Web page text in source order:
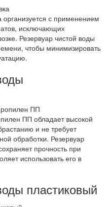
организуется с применением
исключающих
Резервуар чистой воды
чтобы минимизировать
ПП обладает высокой
и не требует
обработки. Резервуар
прочность при
использовать его в
пластиковый